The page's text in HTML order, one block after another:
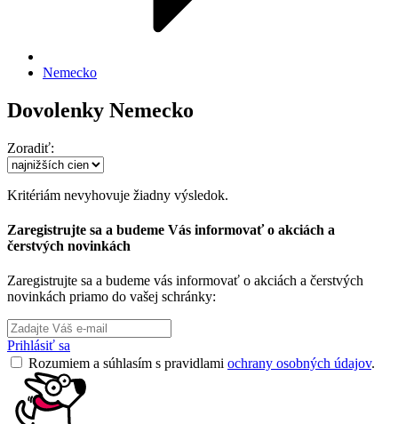
Nemecko
Dovolenky Nemecko
Zoradiť:
Kritériám nevyhovuje žiadny výsledok.
Zaregistrujte sa a budeme Vás informovať o akciách a
čerstvých novinkách
Zaregistrujte sa a budeme vás informovať o akciách a čerstvých
novinkách priamo do vašej schránky:
Prihlásiť sa
Rozumiem a súhlasím s pravidlami ochrany osobných údajov.